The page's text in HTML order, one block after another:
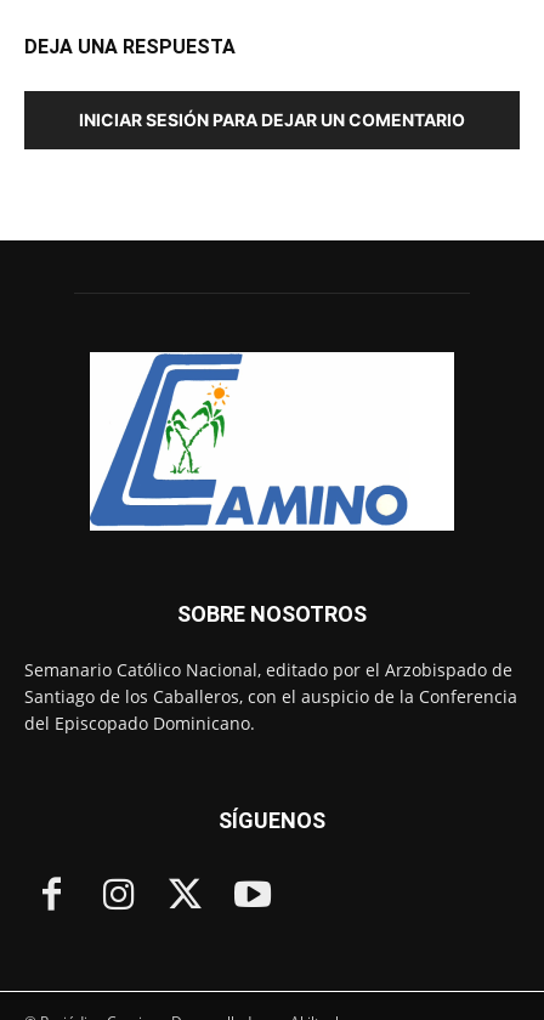
DEJA UNA RESPUESTA
INICIAR SESIÓN PARA DEJAR UN COMENTARIO
SOBRE NOSOTROS
Semanario Católico Nacional, editado por el Arzobispado de
Santiago de los Caballeros, con el auspicio de la Conferencia
del Episcopado Dominicano.
SÍGUENOS